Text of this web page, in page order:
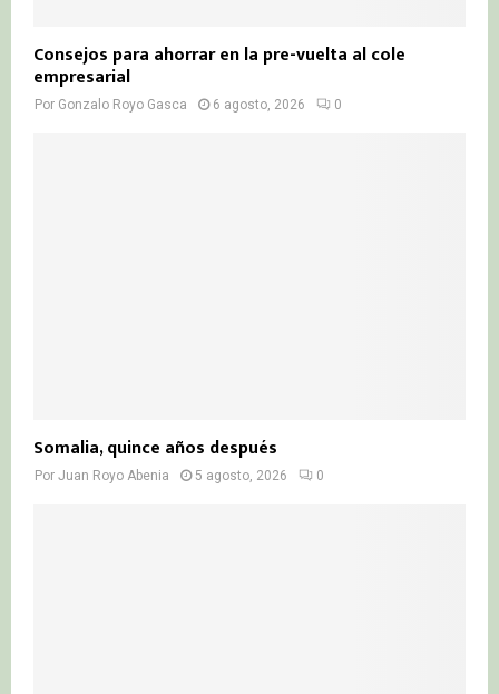
Consejos para ahorrar en la pre-vuelta al cole
empresarial
Por Gonzalo Royo Gasca 6 agosto, 2026 0
Somalia, quince años después
Por Juan Royo Abenia 5 agosto, 2026 0